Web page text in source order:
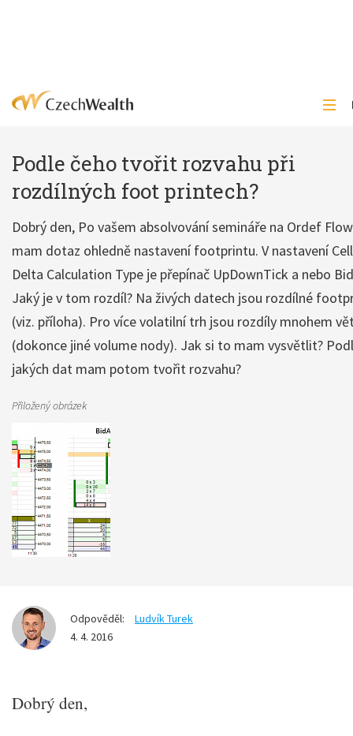
Podle čeho tvořit rozvahu při
rozdílných foot printech?
Dobrý den, Po vašem absolvování semináře na Ordef Flow
mam dotaz ohledně nastavení footprintu. V nastavení
Delta Calculation Type je přepínač UpDownTick a nebo
Jaký je v tom rozdíl? Na živých datech jsou rozdílné
(viz. příloha). Pro více volatilní trh jsou rozdíly mnohem
(dokonce jiné volume nody). Jak si to mam vysvětlit?
jakých dat mam potom tvořit rozvahu?
Přiložený obrázek
Odpověděl:
Ludvík Turek
4. 4. 2016
Dobrý den,